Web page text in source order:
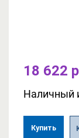
18 622
Наличный
Купить